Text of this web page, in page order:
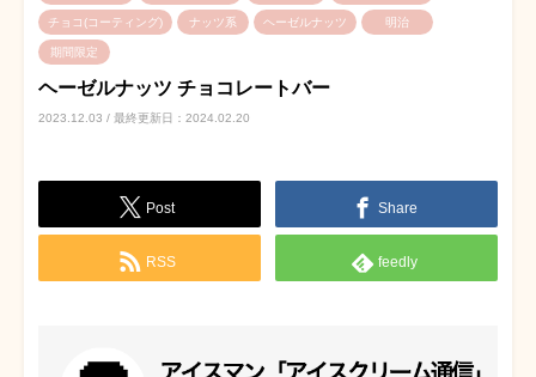
チョコ(コーティング) ナッツ系 ヘーゼルナッツ 明治
期間限定
ヘーゼルナッツ チョコレートバー
2023.12.03 / 最終更新日：2024.02.20
Post Share
RSS feedly